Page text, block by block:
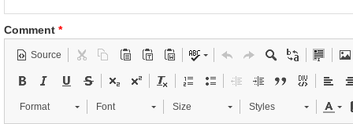
Comment *
Source
Format Font Size Styles